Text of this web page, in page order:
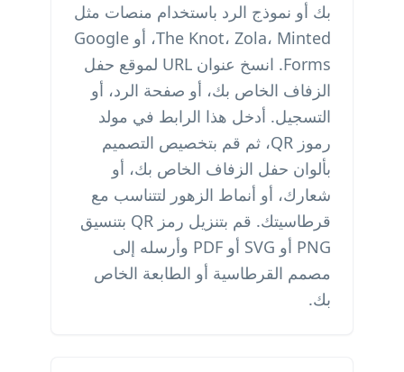
بك أو نموذج الرد باستخدام منصات مثل
The Knot، Zola، Minted، أو Google
Forms. انسخ عنوان URL لموقع حفل
الزفاف الخاص بك، أو صفحة الرد، أو
التسجيل. أدخل هذا الرابط في مولد
رموز QR، ثم قم بتخصيص التصميم
بألوان حفل الزفاف الخاص بك، أو
شعارك، أو أنماط الزهور لتتناسب مع
قرطاسيتك. قم بتنزيل رمز QR بتنسيق
PNG أو SVG أو PDF وأرسله إلى
مصمم القرطاسية أو الطابعة الخاص
بك.